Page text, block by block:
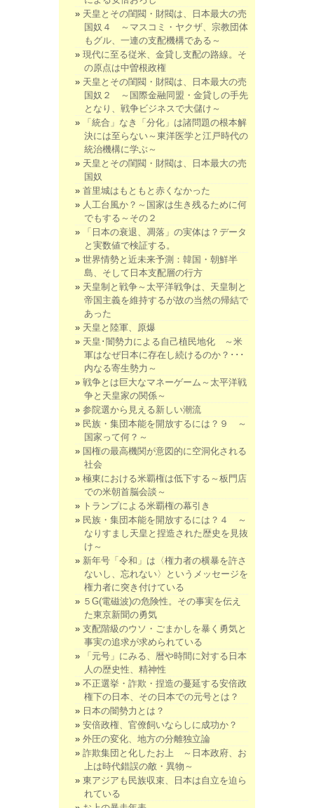
天皇とその閨閥・財閥は、日本最大の売
国奴４ ～マスコミ・ヤクザ、宗教団体
もグル、一連の支配機構である～
現代に至る従米、金貸し支配の路線。そ
の原点は中曽根政権
天皇とその閨閥・財閥は、日本最大の売
国奴２ ～国際金融同盟・金貸しの手先
となり、戦争ビジネスで大儲け～
「統合」なき「分化」は諸問題の根本解
決には至らない～東洋医学と江戸時代の
統治機構に学ぶ～
天皇とその閨閥・財閥は、日本最大の売
国奴
首里城はもともと赤くなかった
人工台風か？～国家は生き残るために何
でもする～その２
「日本の衰退、凋落」の実体は？データ
と実数値で検証する。
世界情勢と近未来予測：韓国・朝鮮半
島、そして日本支配層の行方
天皇制と戦争～太平洋戦争は、天皇制と
帝国主義を維持するが故の当然の帰結で
あった
天皇と陸軍、原爆
天皇･闇勢力による自己植民地化 ～米
軍はなぜ日本に存在し続けるのか？･･･
内なる寄生勢力～
戦争とは巨大なマネーゲーム～太平洋戦
争と天皇家の関係～
参院選から見える新しい潮流
民族・集団本能を開放するには？９ ～
国家って何？～
国権の最高機関が意図的に空洞化される
社会
極東における米覇権は低下する～板門店
での米朝首脳会談～
トランプによる米覇権の幕引き
民族・集団本能を開放するには？４ ～
なりすまし天皇と捏造された歴史を見抜
け～
新年号「令和」は〈権力者の横暴を許さ
ないし、忘れない〉というメッセージを
権力者に突き付けている
５G(電磁波)の危険性。その事実を伝え
た東京新聞の勇気
支配階級のウソ・ごまかしを暴く勇気と
事実の追求が求められている
「元号」にみる、暦や時間に対する日本
人の歴史性、精神性
不正選挙・詐欺・捏造の蔓延する安倍政
権下の日本、その日本での元号とは？
日本の闇勢力とは？
安倍政権、官僚飼いならしに成功か？
外圧の変化、地方の分離独立論
詐欺集団と化したお上 ～日本政府、お
上は時代錯誤の敵・異物～
東アジアも民族収束、日本は自立を迫ら
れている